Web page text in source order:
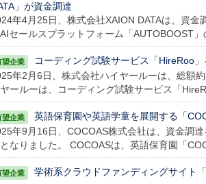
」が資金調達
年4月25日、株式会社XAION DATAは、資
セールスプラットフォーム「AUTOBOOST
コーディング試験サービス「HireRoo
年2月6日、株式会社ハイヤールーは、総額
ールーは、コーディング試験サービス「
英語保育園や英語学童を展開する「
年9月16日、COCOAS株式会社は、資金調
なりました。 COCOASは、英語保育園「
学術系クラウドファンディングサイト